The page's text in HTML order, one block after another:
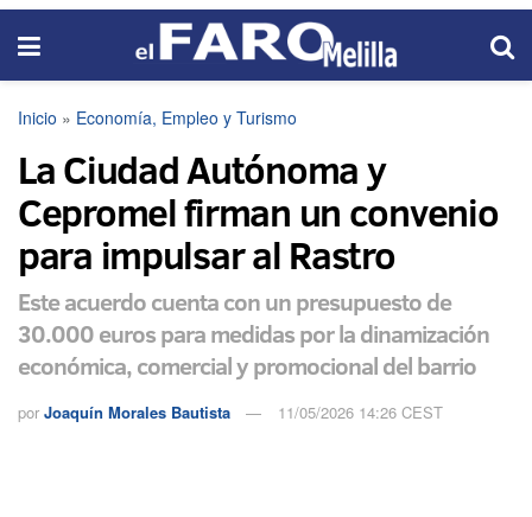
Inicio » Economía, Empleo y Turismo
La Ciudad Autónoma y
Cepromel firman un convenio
para impulsar al Rastro
Este acuerdo cuenta con un presupuesto de
30.000 euros para medidas por la dinamización
económica, comercial y promocional del barrio
por Joaquín Morales Bautista 11/05/2026 14:26 CEST